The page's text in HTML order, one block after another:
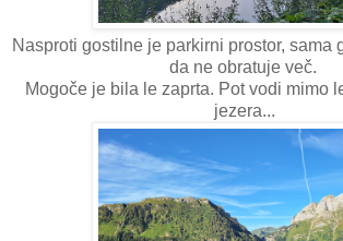
Nasproti gostilne je parkirni prostor, sama
da ne obratuje več.
Mogoče je bila le zaprta. Pot vodi mimo
jezera...